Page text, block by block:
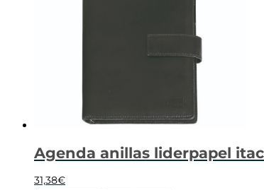
Agenda anillas liderpapel
31,38€